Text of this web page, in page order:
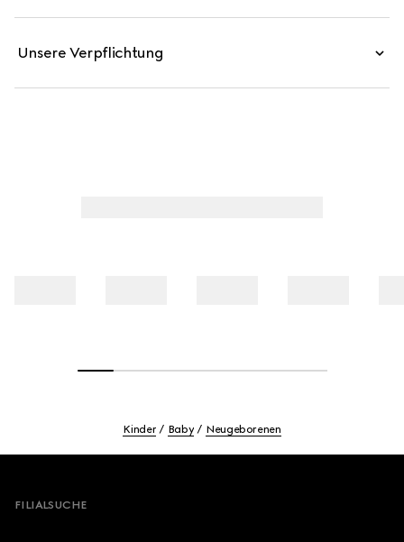
Unsere Verpflichtung
Kinder Baby Neugeborenen
FILIALSUCHE